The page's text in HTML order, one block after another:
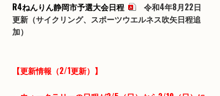
R4ねんりん静岡市予選大会日程
令和4年8月22日
更新（サイクリング、スポーツウエルネス吹矢日程追
加）
【更新情報（2/1更新）】